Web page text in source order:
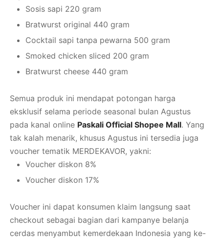
Sosis sapi 220 gram
Bratwurst original 440 gram
Cocktail sapi tanpa pewarna 500 gram
Smoked chicken sliced 200 gram
Bratwurst cheese 440 gram
Semua produk ini mendapat potongan harga
eksklusif selama periode seasonal bulan Agustus
pada kanal online Paskali Official Shopee Mall. Yang
tak kalah menarik, khusus Agustus ini tersedia juga
voucher tematik MERDEKAVOR, yakni:
Voucher diskon 8%
Voucher diskon 17%
Voucher ini dapat konsumen klaim langsung saat
checkout sebagai bagian dari kampanye belanja
cerdas menyambut kemerdekaan Indonesia yang ke-